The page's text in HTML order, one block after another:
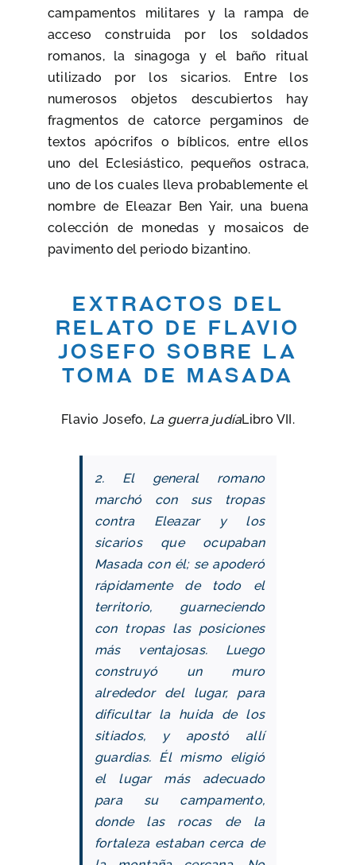
campamentos militares y la rampa de
acceso construida por los soldados
romanos, la sinagoga y el baño ritual
utilizado por los sicarios. Entre los
numerosos objetos descubiertos hay
fragmentos de catorce pergaminos de
textos apócrifos o bíblicos, entre ellos
uno del Eclesiástico, pequeños ostraca,
uno de los cuales lleva probablemente el
nombre de Eleazar Ben Yair, una buena
colección de monedas y mosaicos de
pavimento del periodo bizantino.
Extractos del
relato de Flavio
Josefo sobre la
toma de Masada
Flavio Josefo, La guerra judíaLibro VII.
2. El general romano
marchó con sus tropas
contra Eleazar y los
sicarios que ocupaban
Masada con él; se apoderó
rápidamente de todo el
territorio, guarneciendo
con tropas las posiciones
más ventajosas. Luego
construyó un muro
alrededor del lugar, para
dificultar la huida de los
sitiados, y apostó allí
guardias. Él mismo eligió
el lugar más adecuado
para su campamento,
donde las rocas de la
fortaleza estaban cerca de